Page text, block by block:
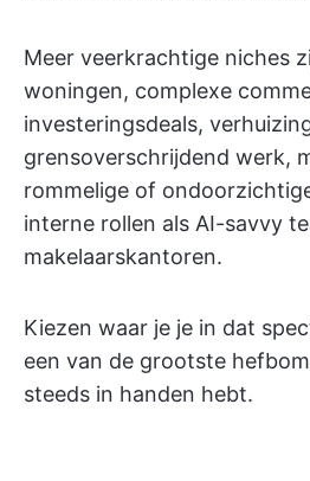
Meer veerkrachtige niches
woningen, complexe
investeringsdeals,
grensoverschrijdend werk,
rommelige of
interne rollen als AI-savvy
makelaarskantoren.
Kiezen waar je je in dat
een van de grootste
steeds in handen hebt.